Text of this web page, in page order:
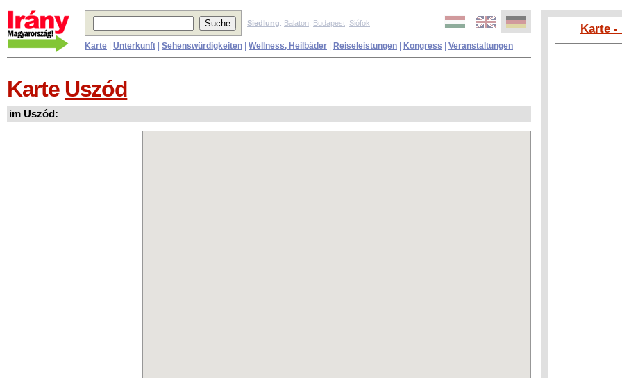
Karte -
Siedlung: Balaton Budapest Siófok
Karte Unterkunft Sehenswürdigkeiten Wellness, Heilbäder Reiseleistungen Kongress Veranstaltungen
Karte Uszód
im Uszód: